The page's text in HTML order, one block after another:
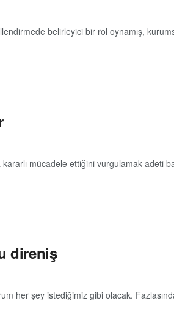
belirleyici bir rol oynamış,
kararlı mücadele ettiğini vurgulamak
direniş
her şey istediğimiz gibi olacak.